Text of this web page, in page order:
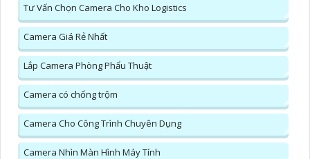
Tư Vấn Chọn Camera Cho Kho Logistics
Camera Giá Rẻ Nhất
Lắp Camera Phòng Phẩu Thuật
Camera có chống trộm
Camera Cho Công Trình Chuyên Dụng
Camera Nhìn Màn Hình Máy Tính